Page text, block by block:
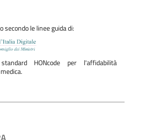
secondo le linee guida di:
HONcode per l'affidabilità